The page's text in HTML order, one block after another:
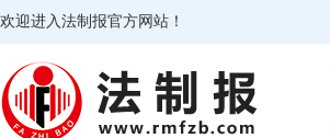
欢迎进入法制报官方网站！